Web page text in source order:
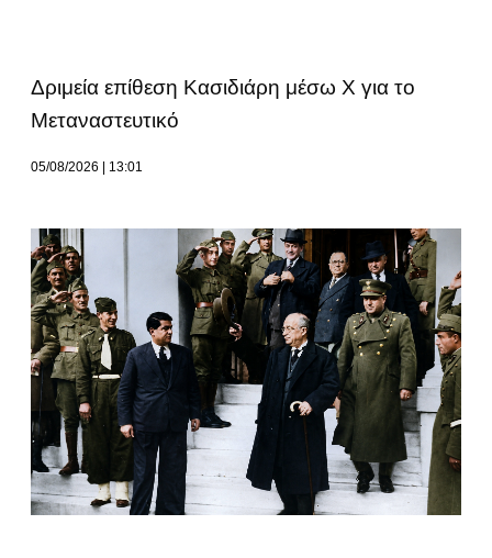
Δριμεία επίθεση Κασιδιάρη μέσω Χ για το
Μεταναστευτικό
05/08/2026 13:01